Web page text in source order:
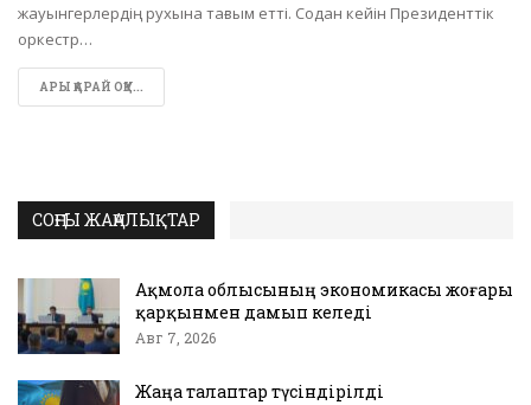
жауынгерлердің рухына тағзым етті. Содан кейін Президенттік
оркестр…
АРЫ ҚАРАЙ ОҚУ...
СОҢҒЫ ЖАҢАЛЫҚТАР
Ақмола облысының экономикасы жоғары
қарқынмен дамып келеді
Авг 7, 2026
Жаңа талаптар түсіндірілді